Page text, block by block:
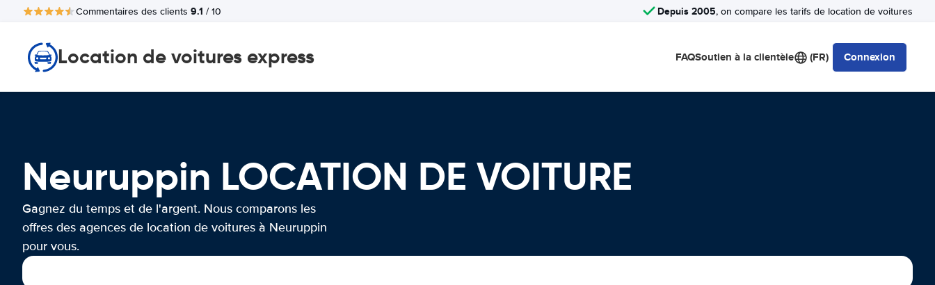
Commentaires des clients 9.1 / 10 Depuis 2005, on compare les tarifs de location de voitures
Location de voitures express FAQSoutien à la clientèle (FR) Connexion
Neuruppin LOCATION DE VOITURE
Gagnez du temps et de l'argent. Nous comparons les
offres des agences de location de voitures à Neuruppin
pour vous.